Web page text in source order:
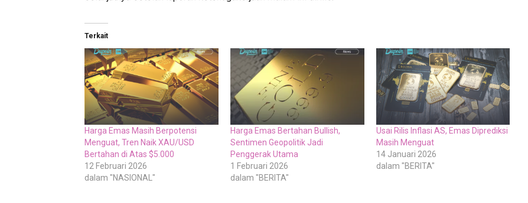
Terkait
Harga Emas Masih Berpotensi
Menguat, Tren Naik XAU/USD
Bertahan di Atas $5.000
12 Februari 2026
dalam "NASIONAL"
Harga Emas Bertahan Bullish,
Sentimen Geopolitik Jadi
Penggerak Utama
1 Februari 2026
dalam "BERITA"
Usai Rilis Inflasi AS, Emas Diprediksi
Masih Menguat
14 Januari 2026
dalam "BERITA"